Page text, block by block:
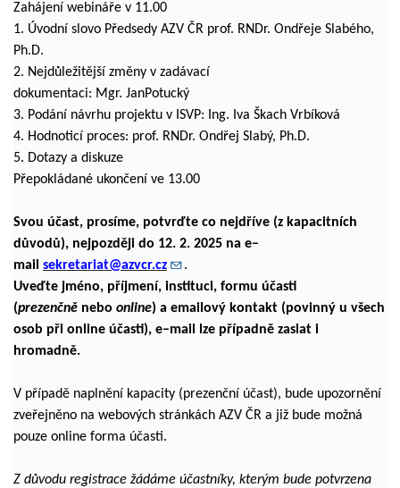
Zahájení webináře v 11.00
1. Úvodní slovo Předsedy AZV ČR prof. RNDr. Ondřeje Slabého,
Ph.D.
2. Nejdůležitější změny v zadávací
dokumentaci: Mgr. JanPotucký
3. Podání návrhu projektu v ISVP: Ing. Iva Škach Vrbíková
4. Hodnoticí proces: prof. RNDr. Ondřej Slabý, Ph.D.
5. Dotazy a diskuze
Přepokládané ukončení ve 13.00
Svou účast, prosíme, potvrďte co nejdříve (z kapacitních
důvodů), nejpozději do 12. 2. 2025 na e–
mail sekretariat@azvcr.cz
.
Uveďte jméno, příjmení, instituci, formu účasti
(prezenčně nebo online) a emailový kontakt (povinný u všech
osob při online účasti), e–mail lze případně zaslat i
hromadně.
V případě naplnění kapacity (prezenční účast), bude upozornění
zveřejněno na webových stránkách AZV ČR a již bude možná
pouze online forma účasti.
Z důvodu registrace žádáme účastníky, kterým bude potvrzena